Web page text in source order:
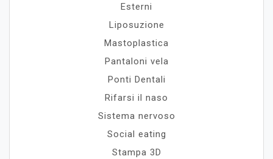
Esterni
Liposuzione
Mastoplastica
Pantaloni vela
Ponti Dentali
Rifarsi il naso
Sistema nervoso
Social eating
Stampa 3D